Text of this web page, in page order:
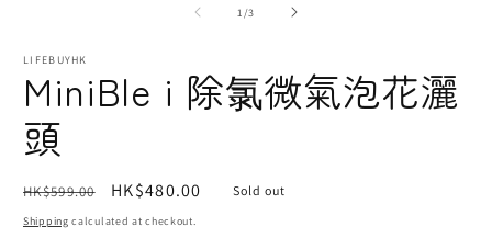
1/of
3
LIFEBUYHK
MiniBle i 除氯微氣泡花灑
頭
Regular
price
HK$599.00
Sale
price
HK$480.00 Sold out
Shipping calculated at checkout.